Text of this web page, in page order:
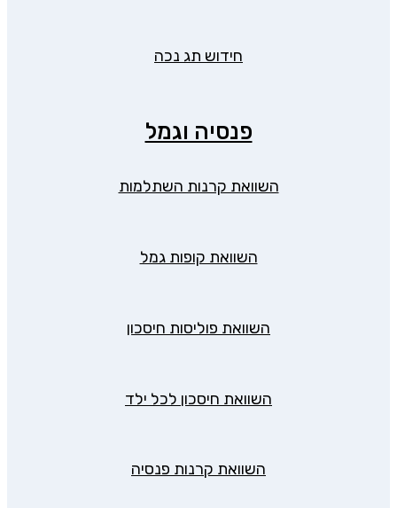
חידוש תג נכה
פנסיה וגמל
השוואת קרנות השתלמות
השוואת קופות גמל
השוואת פוליסות חיסכון
השוואת חיסכון לכל ילד
השוואת קרנות פנסיה